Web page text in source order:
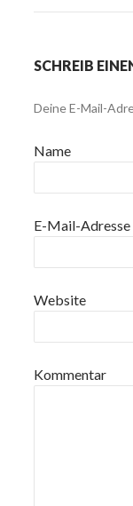
SCHREIB
Deine E-Mail-
Name
E-Mail-Adresse
Website
Kommentar